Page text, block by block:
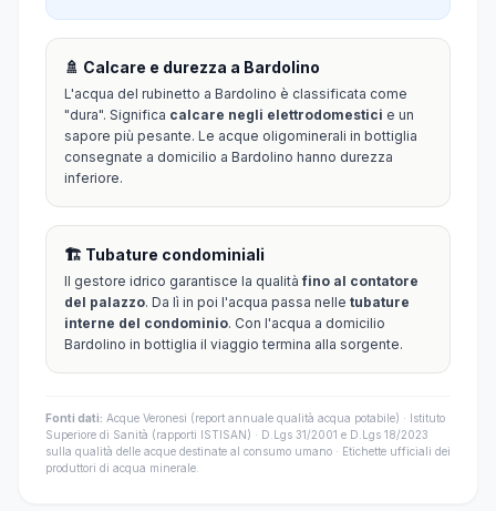
🚿 Calcare e durezza a Bardolino
L'acqua del rubinetto a Bardolino è classificata come
"dura". Significa calcare negli elettrodomestici e un
sapore più pesante. Le acque oligominerali in bottiglia
consegnate a domicilio a Bardolino hanno durezza
inferiore.
🏗️ Tubature condominiali
Il gestore idrico garantisce la qualitàfino al contatore
del palazzo. Da lì in poi l'acqua passa nelle tubature
interne del condominio. Con l'acqua a domicilio
Bardolino in bottiglia il viaggio termina alla sorgente.
Fonti dati: Acque Veronesi (report annuale qualità acqua potabile) · Istituto
Superiore di Sanità (rapporti ISTISAN) · D.Lgs 31/2001 e D.Lgs 18/2023
sulla qualità delle acque destinate al consumo umano · Etichette ufficiali dei
produttori di acqua minerale.